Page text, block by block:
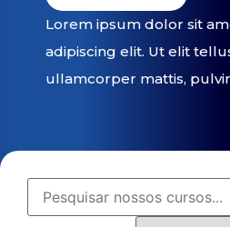
Lorem ipsum dolor sit
adipiscing elit. Ut elit
ullamcorper mattis,